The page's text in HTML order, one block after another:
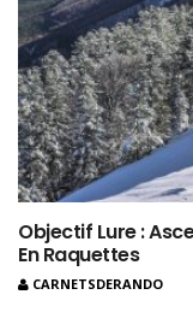
Objectif Lure :
En Raquettes
CARNETSDERANDO